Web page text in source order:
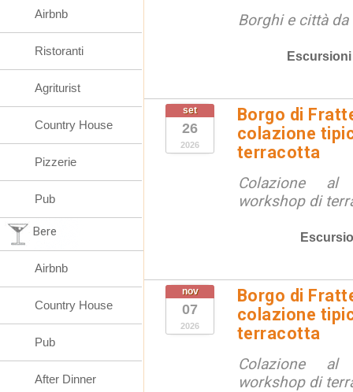
Borghi e città
Escursioni
set
26
2026
Borgo di
colazione
terracotta
Colazione al
workshop di
nov
07
2026
Borgo di
colazione
terracotta
Colazione al
workshop di
Airbnb
Ristoranti
Agriturist
Country House
Pizzerie
Pub
Bere
Airbnb
Country House
Pub
After Dinner